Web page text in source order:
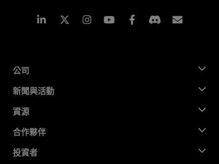
Linkedin Instagram Facebook
公司
關於 AMD
企業責任
招聘
聯絡我們
新聞與活動
新聞室
媒體庫
資源
開發者中心
案例研究
合作夥伴
AMD 合作夥伴中心
投資者